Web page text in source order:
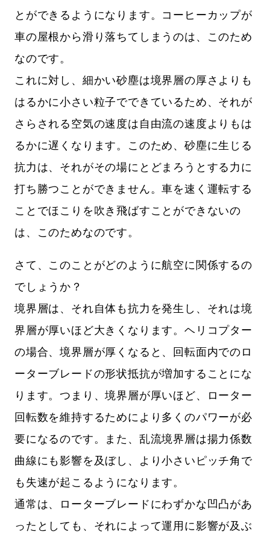
とができるようになります。コーヒーカップが
車の屋根から滑り落ちてしまうのは、このため
なのです。
これに対し、細かい砂塵は境界層の厚さよりも
はるかに小さい粒子でできているため、それが
さらされる空気の速度は自由流の速度よりもは
るかに遅くなります。このため、砂塵に生じる
抗力は、それがその場にとどまろうとする力に
打ち勝つことができません。車を速く運転する
ことでほこりを吹き飛ばすことができないの
は、このためなのです。
さて、このことがどのように航空に関係するの
でしょうか？
境界層は、それ自体も抗力を発生し、それは境
界層が厚いほど大きくなります。ヘリコプター
の場合、境界層が厚くなると、回転面内でのロ
ーターブレードの形状抵抗が増加することにな
ります。つまり、境界層が厚いほど、ローター
回転数を維持するためにより多くのパワーが必
要になるのです。また、乱流境界層は揚力係数
曲線にも影響を及ぼし、より小さいピッチ角で
も失速が起こるようになります。
通常は、ローターブレードにわずかな凹凸があ
ったとしても、それによって運用に影響が及ぶ